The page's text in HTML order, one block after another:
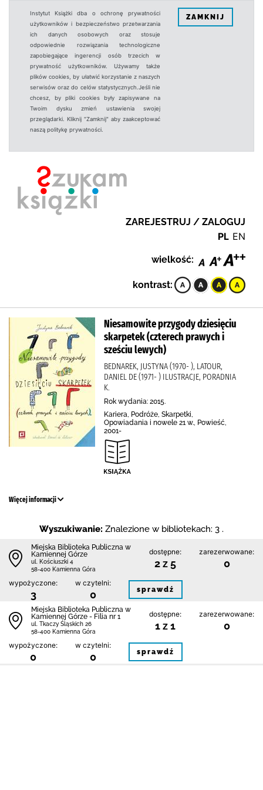
Instytut Książki dba o ochronę prywatności
użytkowników i bezpieczeństwo przetwarzania
ich danych osobowych oraz stosuje
odpowiednie rozwiązania technologiczne
zapobiegające ingerencji osób trzecich w
prywatność użytkowników. Używamy także
plików cookies, by ułatwić korzystanie z naszych
serwisów oraz do celów statystycznych.Jeśli nie
chcesz, by pliki cookies były zapisywane na
Twoim dysku zmień ustawienia swojej
przeglądarki. Kliknij "Zamknij" aby zaakceptować
naszą politykę prywatności.
ZAMKNIJ
ZAREJESTRUJ / ZALOGUJ
PL EN
wielkość:
kontrast:
Niesamowite przygody dziesięciu
skarpetek (czterech prawych i
sześciu lewych)
BEDNAREK, JUSTYNA (1970- ), LATOUR,
DANIEL DE (1971- ) ILUSTRACJE, PORADNIA
K.
Rok wydania: 2015.
Kariera, Podróże, Skarpetki,
Opowiadania i nowele 21 w., Powieść,
2001-
Więcej informacji
Wyszukiwanie: Znalezione w bibliotekach: 3 .
Miejska Biblioteka Publiczna w
Kamiennej Górze
ul. Kościuszki 4
58-400 Kamienna Góra
dostępne:
2 z 5
zarezerwowane:
0
wypożyczone:
3
w czytelni:
0 sprawdź
Miejska Biblioteka Publiczna w
Kamiennej Górze - Filia nr 1
ul. Tkaczy Śląskich 26
58-400 Kamienna Góra
dostępne:
1 z 1
zarezerwowane:
0
wypożyczone:
0
w czytelni:
0 sprawdź